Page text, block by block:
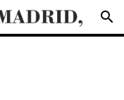
search